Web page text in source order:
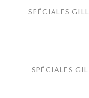
SPÉCIALES
SPÉCIALES